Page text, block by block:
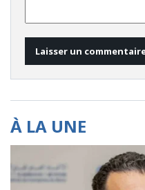
À LA UNE